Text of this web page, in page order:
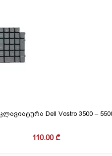
Dell Vostro 3500 –
110.00₾